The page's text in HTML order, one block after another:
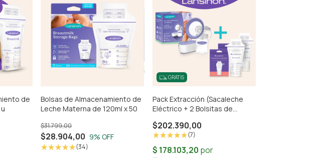
de
Bolsas de Almacenamiento de
Leche Materna de 120ml x 50
$28.904,00
$31.799,00
9% OFF
(34)
GRATIS
Pack Extracción (Sacaleche
Eléctrico + 2 Bolsitas de
$202.390,00
(7)